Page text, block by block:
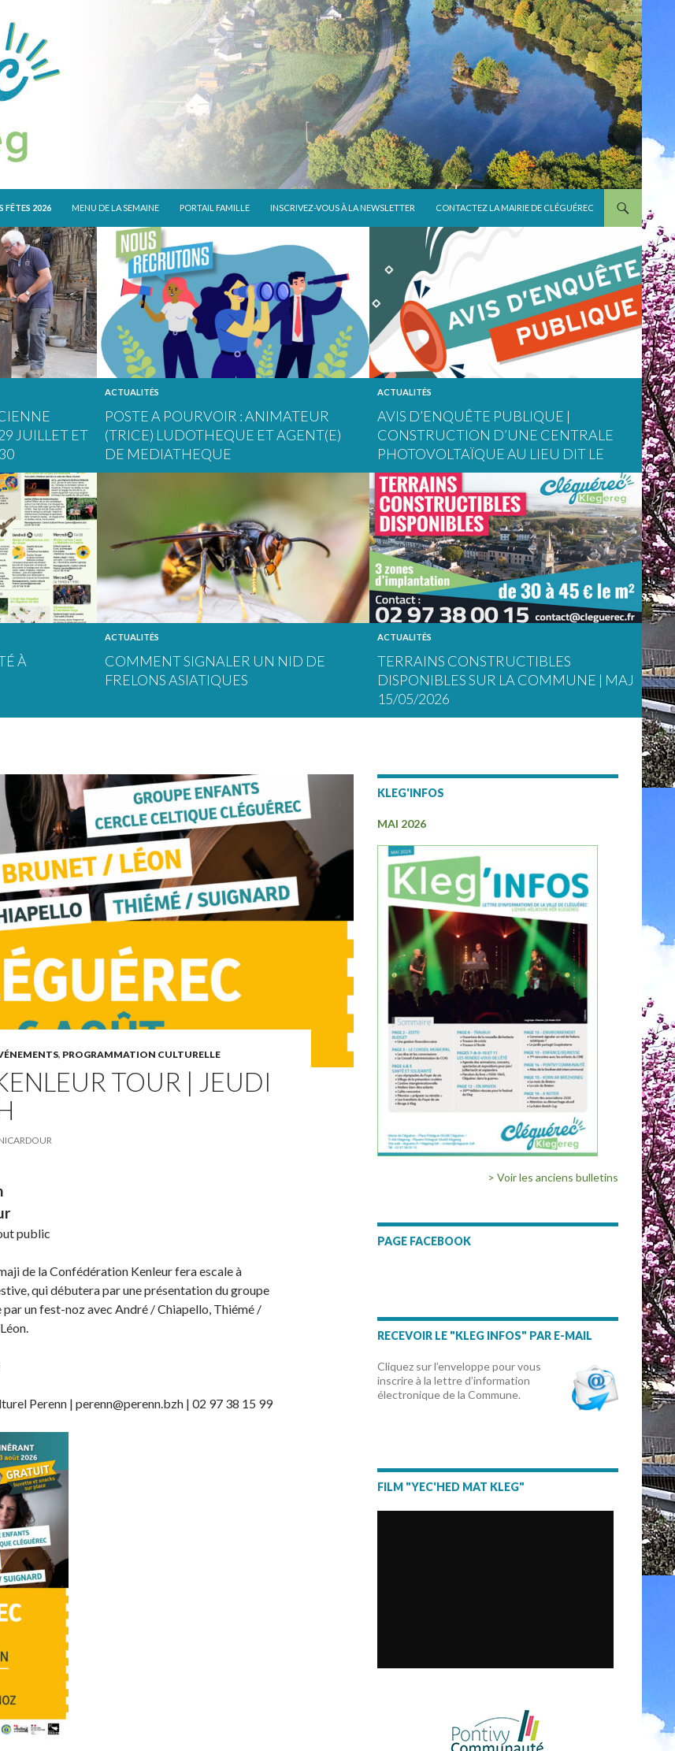
FÊTES 2026 MENU DE LA SEMAINE PORTAIL FAMILLE INSCRIVEZ-VOUS À LA NEWSLETTER CONTACTEZ LA MAIRIE DE CLÉGUÉREC
JUILLET ET
ACTUALITÉS
POSTE A POURVOIR : ANIMATEUR
(TRICE) LUDOTHEQUE ET AGENT(E)
DE MEDIATHEQUE
ACTUALITÉS
AVIS D’ENQUÊTE PUBLIQUE |
CONSTRUCTION D’UNE CENTRALE
PHOTOVOLTAÏQUE AU LIEU DIT LE
RUÉO
À
ACTUALITÉS
COMMENT SIGNALER UN NID DE
FRELONS ASIATIQUES
ACTUALITÉS
TERRAINS CONSTRUCTIBLES
DISPONIBLES SUR LA COMMUNE | MAJ
15/05/2026
, PROGRAMMATION CULTURELLE
TOUR | JEUDI
public
de la Confédération Kenleur fera escale à
qui débutera par une présentation du groupe
un fest-noz avec André / Chiapello, Thiémé /
Perenn | perenn@perenn.bzh | 02 97 38 15 99
KLEG'INFOS
MAI 2026
> Voir les anciens bulletins
PAGE FACEBOOK
RECEVOIR LE "KLEG INFOS" PAR E-MAIL
Cliquez sur l’enveloppe pour vous
inscrire à la lettre d’information
électronique de la Commune.
FILM "YEC'HED MAT KLEG"